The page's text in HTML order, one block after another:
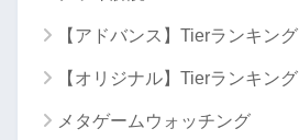
【アドバンス】Tierランキング
【オリジナル】Tierランキング
メタゲームウォッチング